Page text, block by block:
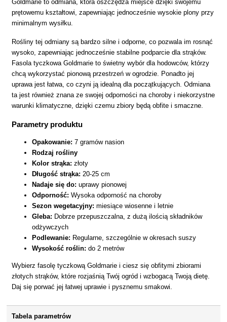
Goldmarie to odmiana, która oszczędza miejsce dzięki swojemu
prętowemu kształtowi, zapewniając jednocześnie wysokie plony przy
minimalnym wysiłku.
Rośliny tej odmiany są bardzo silne i odporne, co pozwala im rosnąć
wysoko, zapewniając jednocześnie stabilne podparcie dla strąków.
Fasola tyczkowa Goldmarie to świetny wybór dla hodowców, którzy
chcą wykorzystać pionową przestrzeń w ogrodzie. Ponadto jej
uprawa jest łatwa, co czyni ją idealną dla początkujących. Odmiana
ta jest również znana ze swojej odporności na choroby i niekorzystne
warunki klimatyczne, dzięki czemu zbiory będą obfite i smaczne.
Parametry produktu
Opakowanie: 7 gramów nasion
Rodzaj rośliny
Kolor strąka: złoty
Długość strąka: 20-25 cm
Nadaje się do: uprawy pionowej
Odporność: Wysoka odporność na choroby
Sezon wegetacyjny: miesiące wiosenne i letnie
Gleba: Dobrze przepuszczalna, z dużą ilością składników
odżywczych
Podlewanie: Regularne, szczególnie w okresach suszy
Wysokość roślin: do 2 metrów
Wybierz fasolę tyczkową Goldmarie i ciesz się obfitymi zbiorami
złotych strąków, które rozjaśnią Twój ogród i wzbogacą Twoją dietę.
Daj się porwać jej łatwej uprawie i pysznemu smakowi.
Tabela parametrów